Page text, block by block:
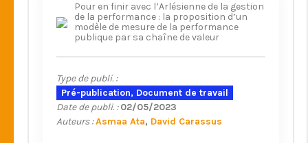
Pour en finir avec l’Arlésienne de la gestion
de la performance : la proposition d’un
modèle de mesure de la performance
publique par sa chaîne de valeur
Type de publi. :
Pré-publication, Document de travail
Date de publi. : 02/05/2023
Auteurs :Asmaa Ata David Carassus